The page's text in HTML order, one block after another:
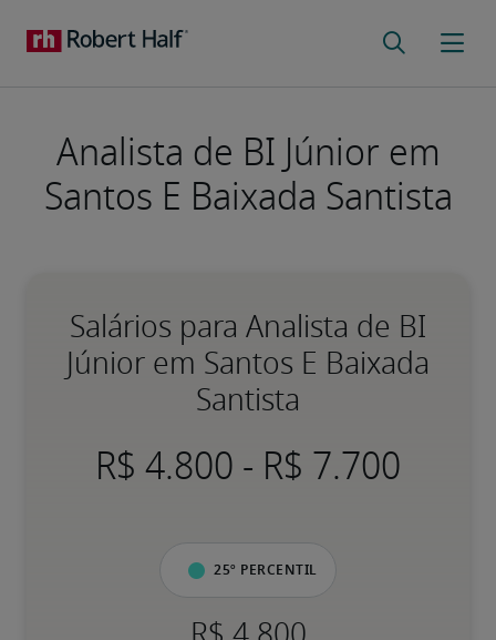
Analista de BI Júnior em
Santos E Baixada Santista
Salários para Analista de BI
Júnior em Santos E Baixada
Santista
-
25º percentil